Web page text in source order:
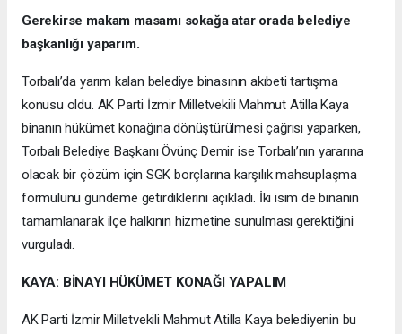
Gerekirse makam masamı sokağa atar orada belediye
başkanlığı yaparım.
Torbalı’da yarım kalan belediye binasının akıbeti tartışma
konusu oldu. AK Parti İzmir Milletvekili Mahmut Atilla Kaya
binanın hükümet konağına dönüştürülmesi çağrısı yaparken,
Torbalı Belediye Başkanı Övünç Demir ise Torbalı’nın yararına
olacak bir çözüm için SGK borçlarına karşılık mahsuplaşma
formülünü gündeme getirdiklerini açıkladı. İki isim de binanın
tamamlanarak ilçe halkının hizmetine sunulması gerektiğini
vurguladı.
KAYA: BİNAYI HÜKÜMET KONAĞI YAPALIM
AK Parti İzmir Milletvekili Mahmut Atilla Kaya belediyenin bu